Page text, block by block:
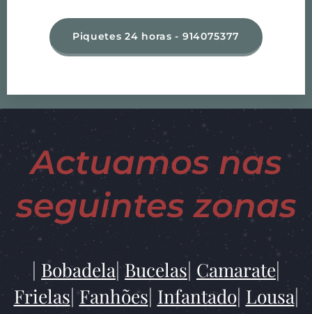
Piquetes 24 horas - 914075377
Actuamos nas
seguintes zonas
| Bobadela| Bucelas| Camarate|
Frielas|Fanhões| Infantado| Lousa|